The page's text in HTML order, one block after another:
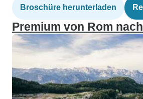
Broschüre herunterladen
Premium von Rom